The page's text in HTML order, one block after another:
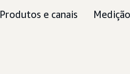
Produtos e canais Medição